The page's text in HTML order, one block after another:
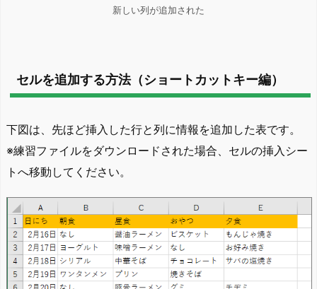
新しい列が追加された
セルを追加する方法（ショートカットキー編）
下図は、先ほど挿入した行と列に情報を追加した表です。
※練習ファイルをダウンロードされた場合、セルの挿入シー
トへ移動してください。